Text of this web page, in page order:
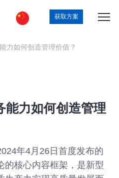
获取方案
力如何创造管理价值？
能力如何创造管理
年4月26日首度发布的
的核心内容框架，是新型